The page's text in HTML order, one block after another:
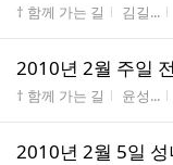
게시판명
† 함께 가는 길 작성자
김길...
2010년 2월 주일
게시판명
† 함께 가는 길 작성자
윤성...
2010년 2월 5일